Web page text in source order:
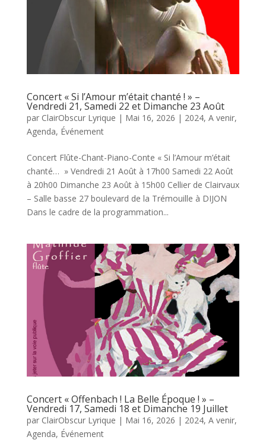
Concert « Si l’Amour m’était chanté ! » –
Vendredi 21, Samedi 22 et Dimanche 23 Août
par ClairObscur Lyrique | Mai 16, 2026 | 2024, A venir,
Agenda, Événement
Concert Flûte-Chant-Piano-Conte « Si l’Amour m’était
chanté… » Vendredi 21 Août à 17h00 Samedi 22 Août
à 20h00 Dimanche 23 Août à 15h00 Cellier de Clairvaux
– Salle basse 27 boulevard de la Trémouille à DIJON
Dans le cadre de la programmation...
Concert « Offenbach ! La Belle Époque ! » –
Vendredi 17, Samedi 18 et Dimanche 19 Juillet
par ClairObscur Lyrique | Mai 16, 2026 | 2024, A venir,
Agenda, Événement